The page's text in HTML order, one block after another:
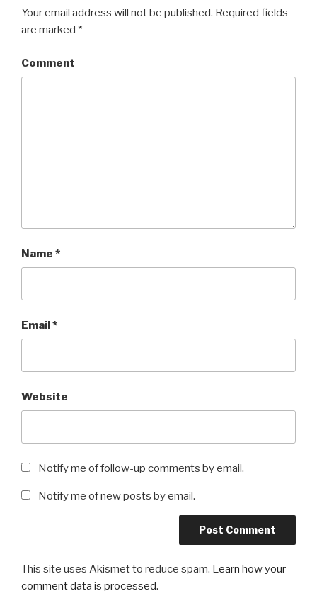
Your email address will not be published. Required fields
are marked *
Comment
Name *
Email*
Website
Notify me of follow-up comments by email.
Notify me of new posts by email.
This site uses Akismet to reduce spam. Learn how your
comment data is processed.